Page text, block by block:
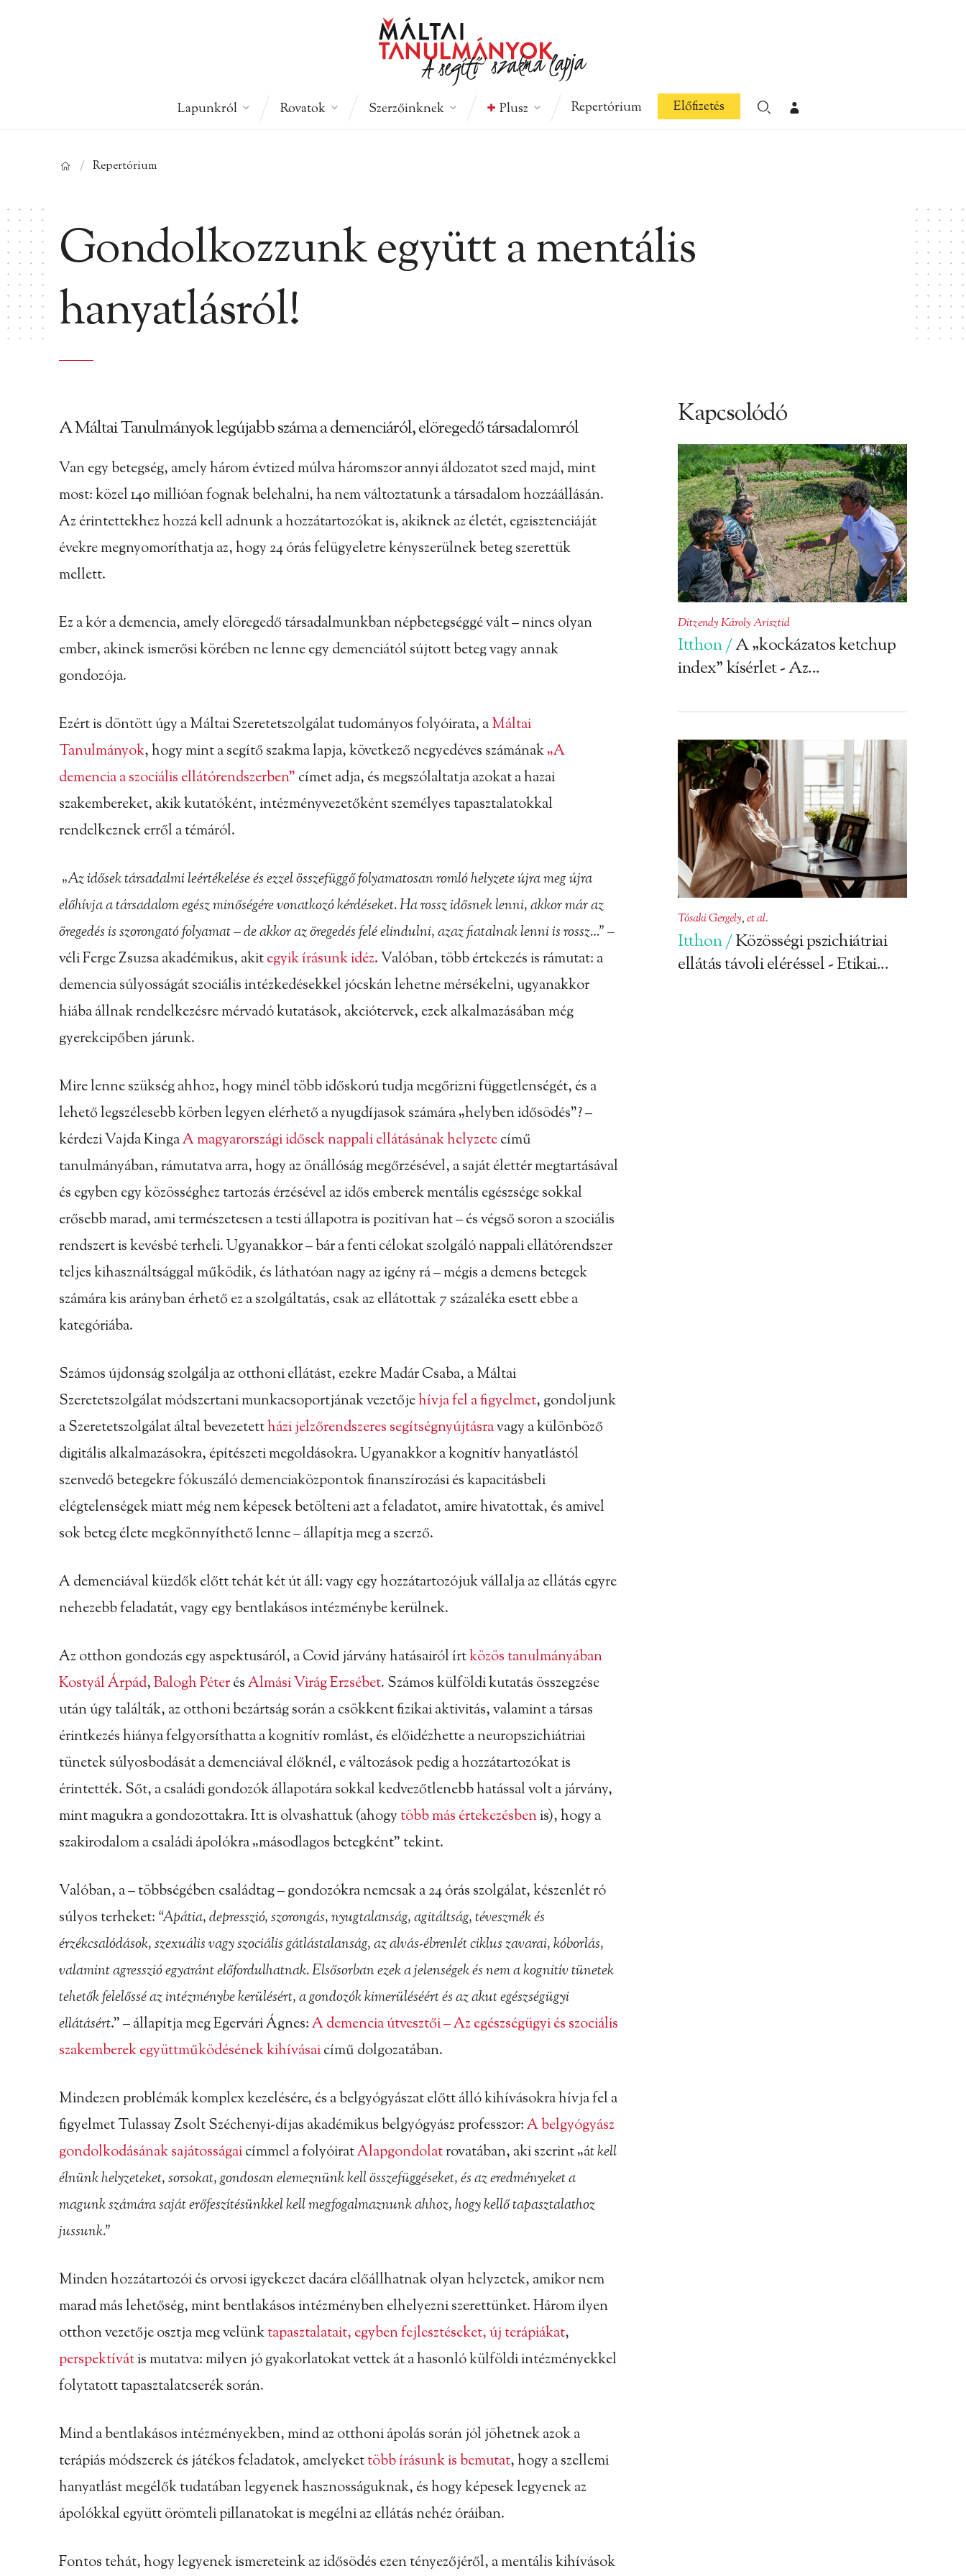
Lapunkról Rovatok Szerzőinknek Plusz Repertórium Előfizetés
/ Repertórium
Gondolkozzunk együtt a mentális
hanyatlásról!
A Máltai Tanulmányok legújabb száma a demenciáról, elöregedő társadalomról
Van egy betegség, amely három évtized múlva háromszor annyi áldozatot szed majd, mint
most: közel 140 millióan fognak belehalni, ha nem változtatunk a társadalom hozzáállásán.
Az érintettekhez hozzá kell adnunk a hozzátartozókat is, akiknek az életét, egzisztenciáját
évekre megnyomoríthatja az, hogy 24 órás felügyeletre kényszerülnek beteg szerettük
mellett.
Ez a kór a demencia, amely elöregedő társadalmunkban népbetegséggé vált – nincs olyan
ember, akinek ismerősi körében ne lenne egy demenciától sújtott beteg vagy annak
gondozója.
Ezért is döntött úgy a Máltai Szeretetszolgálat tudományos folyóirata, aMáltai
Tanulmányok, hogy mint a segítő szakma lapja, következő negyedéves számának„A
demencia a szociális ellátórendszerben” címet adja, és megszólaltatja azokat a hazai
szakembereket, akik kutatóként, intézményvezetőként személyes tapasztalatokkal
rendelkeznek erről a témáról.
„Az idősek társadalmi leértékelése és ezzel összefüggő folyamatosan romló helyzete újra meg újra
előhívja a társadalom egész minőségére vonatkozó kérdéseket. Ha rossz idősnek lenni, akkor már az
öregedés is szorongató folyamat – de akkor az öregedés felé elindulni, azaz fiatalnak lenni is rossz…” –
véli Ferge Zsuzsa akadémikus, akitegyik írásunk idéz. Valóban, több értekezés is rámutat: a
demencia súlyosságát szociális intézkedésekkel jócskán lehetne mérsékelni, ugyanakkor
hiába állnak rendelkezésre mérvadó kutatások, akciótervek, ezek alkalmazásában még
gyerekcipőben járunk.
Mire lenne szükség ahhoz, hogy minél több időskorú tudja megőrizni függetlenségét, és a
lehető legszélesebb körben legyen elérhető a nyugdíjasok számára „helyben idősödés”? –
kérdezi Vajda KingaA magyarországi idősek nappali ellátásának helyzetecímű
tanulmányában, rámutatva arra, hogy az önállóság megőrzésével, a saját élettér megtartásával
és egyben egy közösséghez tartozás érzésével az idős emberek mentális egészsége sokkal
erősebb marad, ami természetesen a testi állapotra is pozitívan hat – és végső soron a szociális
rendszert is kevésbé terheli. Ugyanakkor – bár a fenti célokat szolgáló nappali ellátórendszer
teljes kihasználtsággal működik, és láthatóan nagy az igény rá – mégis a demens betegek
számára kis arányban érhető ez a szolgáltatás, csak az ellátottak 7 százaléka esett ebbe a
kategóriába.
Számos újdonság szolgálja az otthoni ellátást, ezekre Madár Csaba, a Máltai
Szeretetszolgálat módszertani munkacsoportjának vezetőjehívja fel a figyelmet, gondoljunk
a Szeretetszolgálat által bevezetettházi jelzőrendszeres segítségnyújtásravagy a különböző
digitális alkalmazásokra, építészeti megoldásokra. Ugyanakkor a kognitív hanyatlástól
szenvedő betegekre fókuszáló demenciaközpontok finanszírozási és kapacitásbeli
elégtelenségek miatt még nem képesek betölteni azt a feladatot, amire hivatottak, és amivel
sok beteg élete megkönnyíthető lenne – állapítja meg a szerző.
A demenciával küzdők előtt tehát két út áll: vagy egy hozzátartozójuk vállalja az ellátás egyre
nehezebb feladatát, vagy egy bentlakásos intézménybe kerülnek.
Az otthon gondozás egy aspektusáról, a Covid járvány hatásairól írtközös tanulmányában
Kostyál Árpád,Balogh PéterésAlmási Virág Erzsébet. Számos külföldi kutatás összegzése
után úgy találták, az otthoni bezártság során a csökkent fizikai aktivitás, valamint a társas
érintkezés hiánya felgyorsíthatta a kognitív romlást, és előidézhette a neuropszichiátriai
tünetek súlyosbodását a demenciával élőknél, e változások pedig a hozzátartozókat is
érintették. Sőt, a családi gondozók állapotára sokkal kedvezőtlenebb hatással volt a járvány,
mint magukra a gondozottakra. Itt is olvashattuk (ahogy több más értekezésbenis), hogy a
szakirodalom a családi ápolókra „másodlagos betegként” tekint.
Valóban, a – többségében családtag – gondozókra nemcsak a 24 órás szolgálat, készenlét ró
súlyos terheket: “Apátia, depresszió, szorongás, nyugtalanság, agitáltság, téveszmék és
érzékcsalódások, szexuális vagy szociális gátlástalanság, az alvás-ébrenlét ciklus zavarai, kóborlás,
valamint agresszió egyaránt előfordulhatnak. Elsősorban ezek a jelenségek és nem a kognitív tünetek
tehetők felelőssé az intézménybe kerülésért, a gondozók kimerüléséért és az akut egészségügyi
ellátásért.” – állapítja meg Egervári Ágnes:A demencia útvesztői – Az egészségügyi és szociális
szakemberek együttműködésének kihívásaicímű dolgozatában.
Mindezen problémák komplex kezelésére, és a belgyógyászat előtt álló kihívásokra hívja fel a
figyelmet Tulassay Zsolt Széchenyi-díjas akadémikus belgyógyász professzor:A belgyógyász
gondolkodásának sajátosságaicímmel a folyóiratAlapgondolatrovatában, aki szerint „át kell
élnünk helyzeteket, sorsokat, gondosan elemeznünk kell összefüggéseket, és az eredményeket a
magunk számára saját erőfeszítésünkkel kell megfogalmaznunk ahhoz, hogy kellő tapasztalathoz
jussunk.”
Minden hozzátartozói és orvosi igyekezet dacára előállhatnak olyan helyzetek, amikor nem
marad más lehetőség, mint bentlakásos intézményben elhelyezni szerettünket. Három ilyen
otthon vezetője osztja meg velünktapasztalatait, egyben fejlesztéseket, új terápiákat,
perspektívátis mutatva: milyen jó gyakorlatokat vettek át a hasonló külföldi intézményekkel
folytatott tapasztalatcserék során.
Mind a bentlakásos intézményekben, mind az otthoni ápolás során jól jöhetnek azok a
terápiás módszerek és játékos feladatok, amelyekettöbb írásunk is bemutat, hogy a szellemi
hanyatlást megélők tudatában legyenek hasznosságuknak, és hogy képesek legyenek az
ápolókkal együtt örömteli pillanatokat is megélni az ellátás nehéz óráiban.
Fontos tehát, hogy legyenek ismereteink az idősödés ezen tényezőjéről, a mentális kihívások
Kapcsolódó
Ditzendy Károly Arisztid
Itthon /A „kockázatos ketchup
index” kísérlet - Az...
Tósaki Gergely,et al.
Itthon /Közösségi pszichiátriai
ellátás távoli eléréssel - Etikai...